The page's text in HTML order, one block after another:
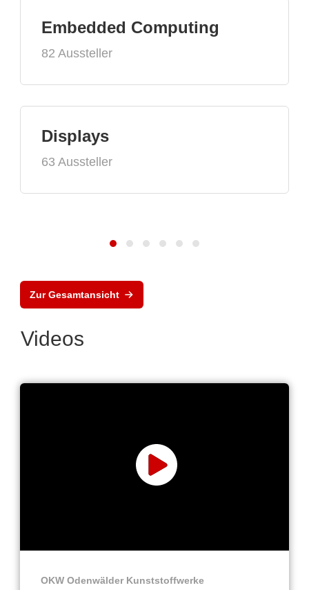
Embedded Computing
82 Aussteller
Displays
63 Aussteller
Zur Gesamtansicht
Videos
OKW Odenwälder Kunststoffwerke